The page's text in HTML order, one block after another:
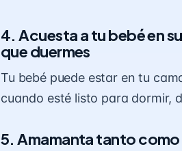
4. Acuesta a tu bebé en
que duermes
Tu bebé puede estar en tu
cuando esté listo para dormir,
5. Amamanta tanto